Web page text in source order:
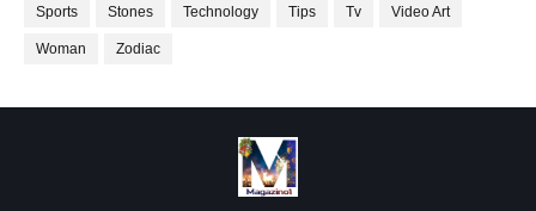
Sports Stones Technology Tips Tv Video Art
Woman Zodiac